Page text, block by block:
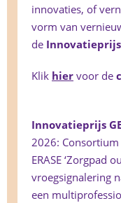
innovaties, of
vorm van
de Innovatieprijs
Klik hier voor de
Innovatieprijs
2026: Consortium
ERASE ‘Zorgpad
vroegsignalering
een